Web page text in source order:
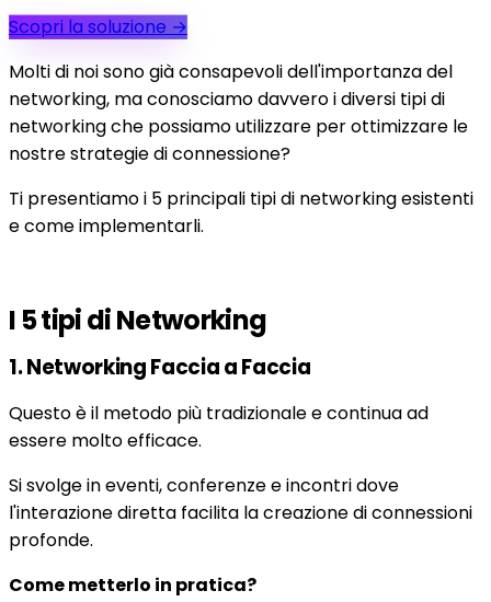
Scopri la soluzione →
Molti di noi sono già consapevoli dell'importanza del
networking, ma conosciamo davvero i diversi tipi di
networking che possiamo utilizzare per ottimizzare le
nostre strategie di connessione?
Ti presentiamo i 5 principali tipi di networking esistenti
e come implementarli.
I 5 tipi di Networking
1. Networking Faccia a Faccia
Questo è il metodo più tradizionale e continua ad
essere molto efficace.
Si svolge in eventi, conferenze e incontri dove
l'interazione diretta facilita la creazione di connessioni
profonde.
Come metterlo in pratica?